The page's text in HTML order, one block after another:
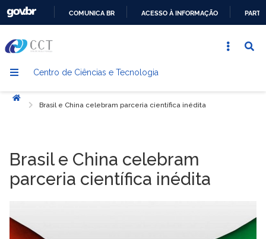
CONTEÚDO
COMUNICA BR ACESSO À INFORMAÇÃO
Centro de Ciências e Tecnologia
Início
Brasil e China celebram parceria científica inédita
Brasil e China celebram
parceria científica inédita